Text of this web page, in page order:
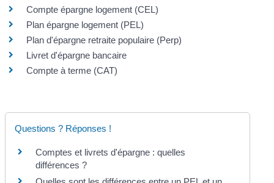
Compte épargne logement (CEL)
Plan épargne logement (PEL)
Plan d'épargne retraite populaire (Perp)
Livret d'épargne bancaire
Compte à terme (CAT)
Questions ? Réponses !
Comptes et livrets d'épargne : quelles
différences ?